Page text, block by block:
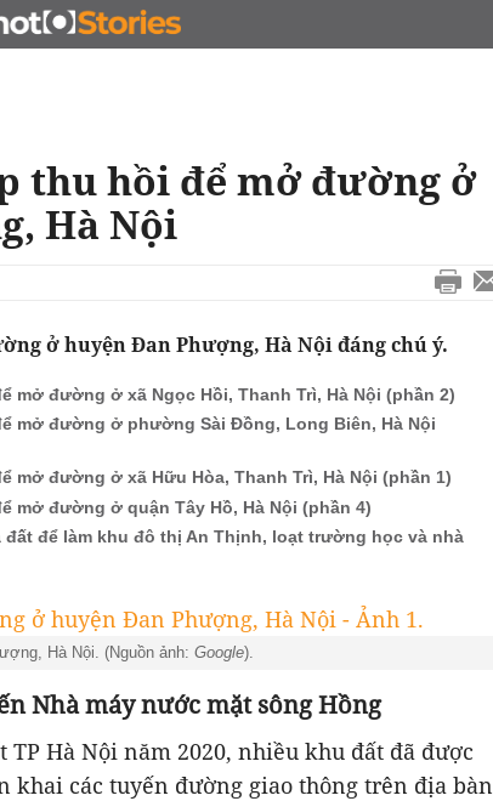
- ĐẤU THẦU KINH DOANH
thu hồi để mở đường ở
Hà Nội
ở huyện Đan Phượng, Hà Nội đáng chú ý.
mở đường ở xã Ngọc Hồi, Thanh Trì, Hà Nội (phần 2)
mở đường ở phường Sài Đồng, Long Biên, Hà Nội
mở đường ở xã Hữu Hòa, Thanh Trì, Hà Nội (phần 1)
mở đường ở quận Tây Hồ, Hà Nội (phần 4)
đất để làm khu đô thị An Thịnh, loạt trường học và nhà
Hà Nội. (Nguồn ảnh: Google).
Nhà máy nước mặt sông Hồng
TP Hà Nội năm 2020, nhiều khu đất đã được
khai các tuyến đường giao thông trên địa bàn